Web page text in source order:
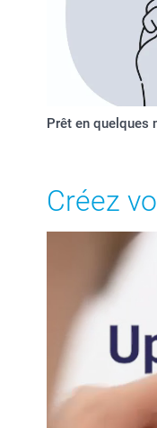
Prêt en quelques
Créez